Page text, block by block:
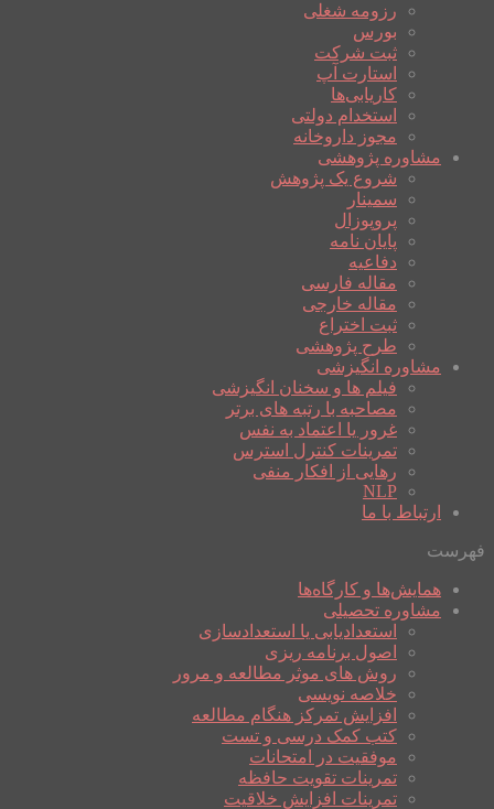
رزومه شغلی
بورس
ثبت شرکت
استارت آپ
کاریابی‌ها
استخدام دولتی
مجوز داروخانه
مشاوره پژوهشی
شروع یک پژوهش
سمینار
پروپوزال
پایان نامه
دفاعیه
مقاله فارسی
مقاله خارجی
ثبت اختراع
طرح پژوهشی
مشاوره انگیزشی
فیلم ها و سخنان انگیزشی
مصاحبه با رتبه های برتر
غرور یا اعتماد به نفس
تمرینات کنترل استرس
رهایی از افکار منفی
NLP
ارتباط با ما
فهرست
همایش‌ها و کارگاه‌ها
مشاوره تحصیلی
استعدادیابی یا استعدادسازی
اصول برنامه ریزی
روش های موثر مطالعه و مرور
خلاصه نویسی
افزایش تمرکز هنگام مطالعه
کتب کمک درسی و تست
موفقیت در امتحانات
تمرینات تقویت حافظه
تمرینات افزایش خلاقیت